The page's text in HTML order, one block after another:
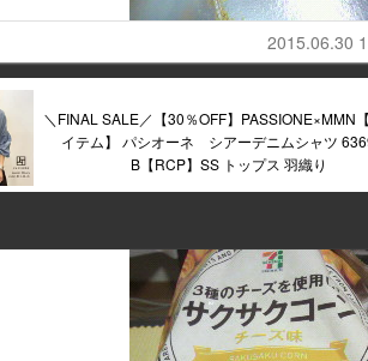
2015.06.30
＼FINAL SALE／【30％OFF】PASSIONE×MMN
イテム】 パシオーネ シアーデニムシャツ
B【RCP】SS トップス 羽織り